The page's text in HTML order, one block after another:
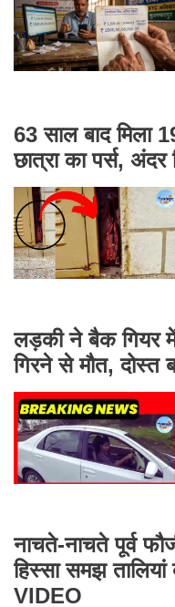
63 साल बाद मिला
छात्रा का पर्स, अंदर
लड़की ने बैक गियर
गिरने से मौत, दोस्त
नाचते-नाचते पूर्व
हिस्सा समझ
VIDEO